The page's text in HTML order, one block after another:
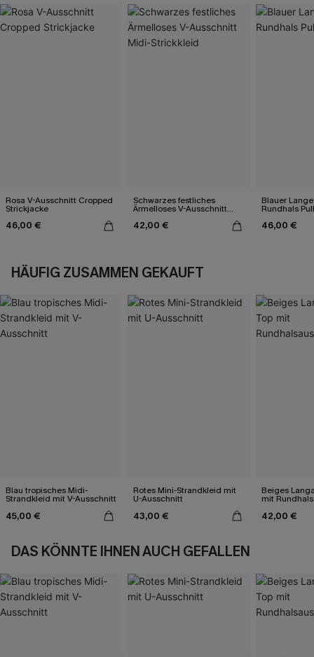
Rosa V-Ausschnitt Cropped
Strickjacke
46,00 €
Schwarzes festliches
Ärmelloses V-Ausschnitt
42,00 €
Blauer
Rundhals
46,00 €
HÄUFIG ZUSAMMEN GEKAUFT
Blau tropisches Midi-
Strandkleid mit V-Ausschnitt
45,00 €
Rotes Mini-Strandkleid mit
U-Ausschnitt
43,00 €
Beiges
mit
42,00 €
DAS KÖNNTE IHNEN AUCH GEFALLEN